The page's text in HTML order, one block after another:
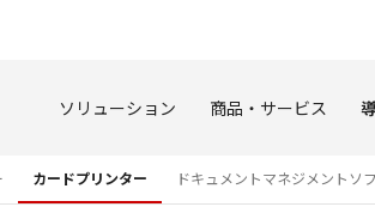
ソリューション 商品・サービス
カードプリンター ドキュメントマネジメントソ